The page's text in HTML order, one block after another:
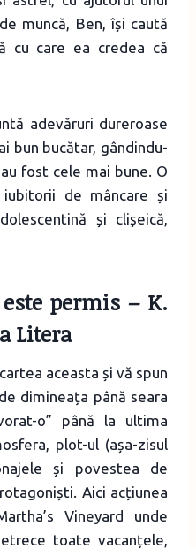
muncă, Ben, își caută
cu care ea credea că
adevăruri dureroase
bun bucătar, gândindu-
fost cele mai bune. O
de mâncare și
și clișeică,
permis– K.
Litera
aceasta și vă spun
dimineața până seara
o” până la ultima
plot-ul (așa-zisul
și povestea de
Aici acțiunea
Vineyard unde
toate vacanțele,